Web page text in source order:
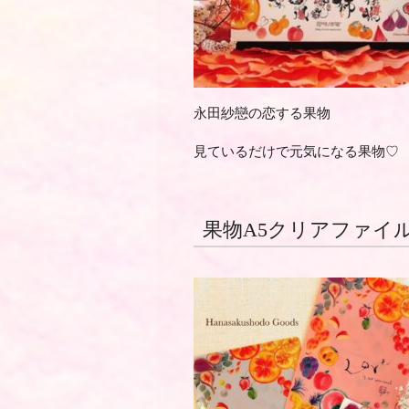
永田紗戀の恋する果物
見ているだけで元気になる果物♡
果物A5クリアファイ